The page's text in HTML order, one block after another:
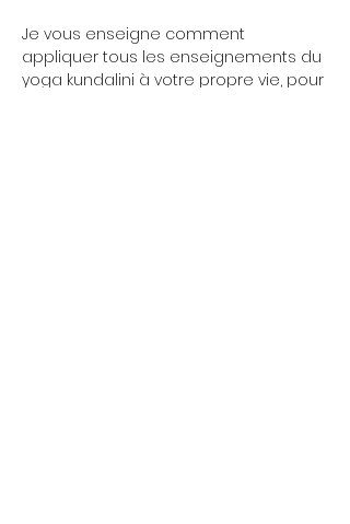
Je vous enseigne comment
appliquer tous les enseignements du
yoga kundalini à votre propre vie, pour